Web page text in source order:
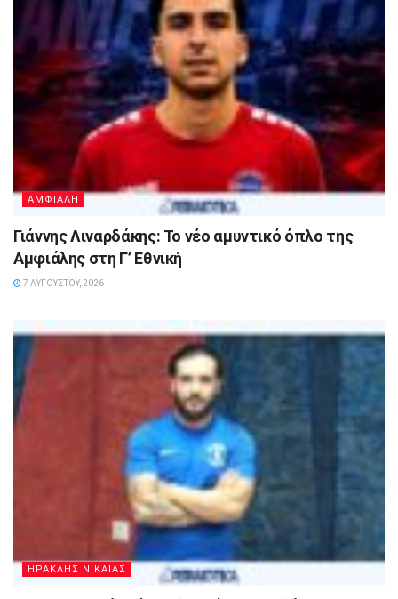
ΑΜΦΙΑΛΗ
Γιάννης Λιναρδάκης: Το νέο αμυντικό όπλο της
Αμφιάλης στη Γ’ Εθνική
7 ΑΥΓΟΎΣΤΟΥ, 2026
ΗΡΑΚΛΗΣ ΝΙΚΑΙΑΣ